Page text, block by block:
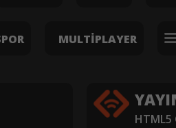
MULTIPLAYER
HTML5